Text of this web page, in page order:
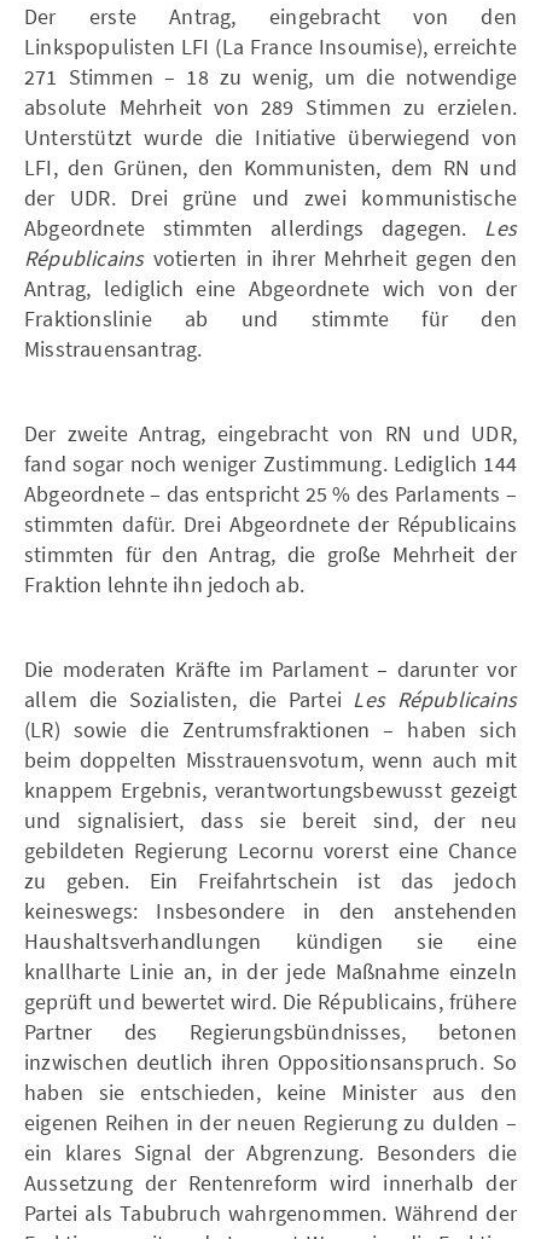
Der erste Antrag, eingebracht von den
Linkspopulisten LFI (La France Insoumise), erreichte
271 Stimmen – 18 zu wenig, um die notwendige
absolute Mehrheit von 289 Stimmen zu erzielen.
Unterstützt wurde die Initiative überwiegend von
LFI, den Grünen, den Kommunisten, dem RN und
der UDR. Drei grüne und zwei kommunistische
Abgeordnete stimmten allerdings dagegen. Les
Républicainsvotierten in ihrer Mehrheit gegen den
Antrag, lediglich eine Abgeordnete wich von der
Fraktionslinie ab und stimmte für den
Misstrauensantrag.
Der zweite Antrag, eingebracht von RN und UDR,
fand sogar noch weniger Zustimmung. Lediglich 144
Abgeordnete – das entspricht 25 % des Parlaments –
stimmten dafür. Drei Abgeordnete der Républicains
stimmten für den Antrag, die große Mehrheit der
Fraktion lehnte ihn jedoch ab.
Die moderaten Kräfte im Parlament – darunter vor
allem die Sozialisten, die Partei Les Républicains
(LR) sowie die Zentrumsfraktionen – haben sich
beim doppelten Misstrauensvotum, wenn auch mit
knappem Ergebnis, verantwortungsbewusst gezeigt
und signalisiert, dass sie bereit sind, der neu
gebildeten Regierung Lecornu vorerst eine Chance
zu geben. Ein Freifahrtschein ist das jedoch
keineswegs: Insbesondere in den anstehenden
Haushaltsverhandlungen kündigen sie eine
knallharte Linie an, in der jede Maßnahme einzeln
geprüft und bewertet wird. Die Républicains, frühere
Partner des Regierungsbündnisses, betonen
inzwischen deutlich ihren Oppositionsanspruch. So
haben sie entschieden, keine Minister aus den
eigenen Reihen in der neuen Regierung zu dulden –
ein klares Signal der Abgrenzung. Besonders die
Aussetzung der Rentenreform wird innerhalb der
Partei als Tabubruch wahrgenommen. Während der